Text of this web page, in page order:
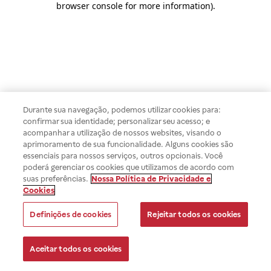
browser console for more information).
Durante sua navegação, podemos utilizar cookies para:
confirmar sua identidade; personalizar seu acesso; e
acompanhar a utilização de nossos websites, visando o
aprimoramento de sua funcionalidade. Alguns cookies são
essenciais para nossos serviços, outros opcionais. Você
poderá gerenciar os cookies que utilizamos de acordo com
suas preferências. Nossa Política de Privacidade e
Cookies
Definições de cookies Rejeitar todos os cookies
Aceitar todos os cookies